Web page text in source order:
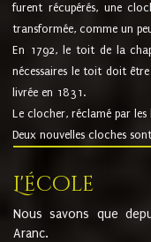
furent récupérés, une
transformée, comme un
En 1792, le toit de la
nécessaires le toit doit
livrée en 1831.
Le clocher, réclamé par
Deux nouvelles cloches
L'école
Nous savons que
Aranc.